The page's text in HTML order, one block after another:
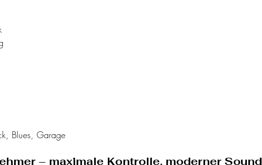
Blues, Garage
– maximale Kontrolle, moderner Sound